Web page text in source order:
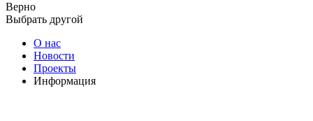
Верно
Выбрать другой
О нас
Новости
Проекты
Информация